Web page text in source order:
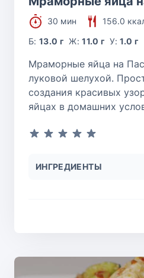
30 мин
156.0
Б:13.0 г Ж:11.0 г У:1.0 г
Мраморные яйца на
луковой шелухой.
создания красивых
яйцах в домашних
ИНГРЕДИЕНТЫ